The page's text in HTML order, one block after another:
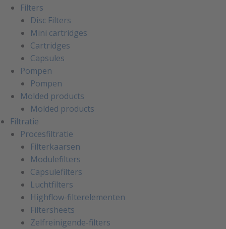
Filters
Disc Filters
Mini cartridges
Cartridges
Capsules
Pompen
Pompen
Molded products
Molded products
Filtratie
Procesfiltratie
Filterkaarsen
Modulefilters
Capsulefilters
Luchtfilters
Highflow-filterelementen
Filtersheets
Zelfreinigende-filters